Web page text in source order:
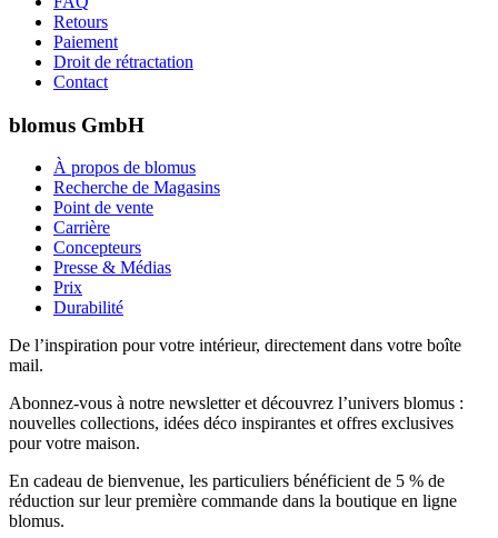
Retours
Paiement
Droit de rétractation
Contact
blomus GmbH
À propos de blomus
Recherche de Magasins
Point de vente
Carrière
Concepteurs
Presse & Médias
Prix
Durabilité
De l’inspiration pour votre intérieur, directement dans votre boîte
mail.
Abonnez-vous à notre newsletter et découvrez l’univers blomus :
nouvelles collections, idées déco inspirantes et offres exclusives
pour votre maison.
En cadeau de bienvenue, les particuliers bénéficient de 5 % de
réduction sur leur première commande dans la boutique en ligne
blomus.